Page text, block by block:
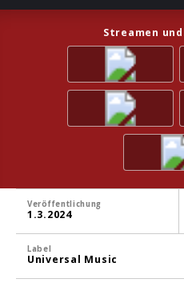
Streamen
Veröffentlichung
1.3.2024
Label
Universal Music